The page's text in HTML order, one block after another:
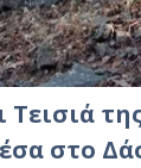
Τεισιά
στο